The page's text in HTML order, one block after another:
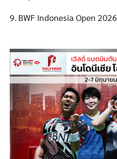
9. BWF Indonesia Open 2026